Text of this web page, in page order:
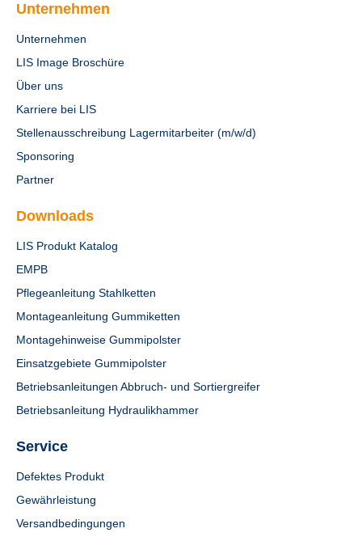
Unternehmen
Unternehmen
LIS Image Broschüre
Über uns
Karriere bei LIS
Stellenausschreibung Lagermitarbeiter (m/w/d)
Sponsoring
Partner
Downloads
LIS Produkt Katalog
EMPB
Pflegeanleitung Stahlketten
Montageanleitung Gummiketten
Montagehinweise Gummipolster
Einsatzgebiete Gummipolster
Betriebsanleitungen Abbruch- und Sortiergreifer
Betriebsanleitung Hydraulikhammer
Service
Defektes Produkt
Gewährleistung
Versandbedingungen